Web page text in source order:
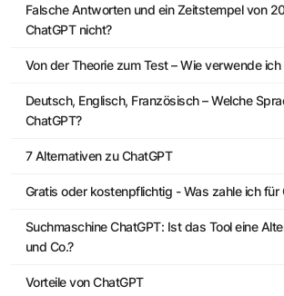
Falsche Antworten und ein Zeitstempel von
ChatGPT nicht?
Von der Theorie zum Test – Wie verwende ich
Deutsch, Englisch, Französisch – Welche
ChatGPT?
7 Alternativen zu ChatGPT
Gratis oder kostenpflichtig - Was zahle ich für
Suchmaschine ChatGPT: Ist das Tool eine
und Co.?
Vorteile von ChatGPT